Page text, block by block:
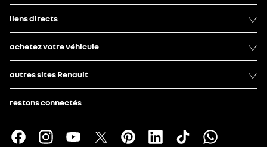
liens directs
achetez votre véhicule
autres sites Renault
restons connectés